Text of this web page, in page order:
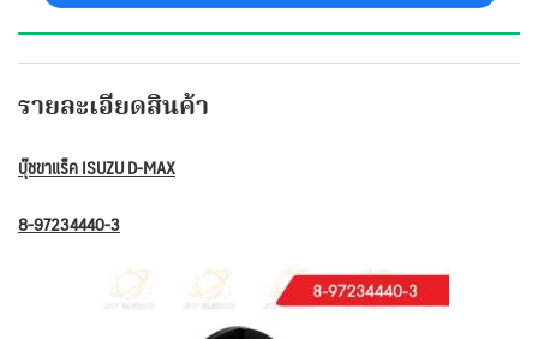
รายละเอียดสินค้า
บุ๊ชขาแร็ค ISUZU D-MAX
8-97234440-3